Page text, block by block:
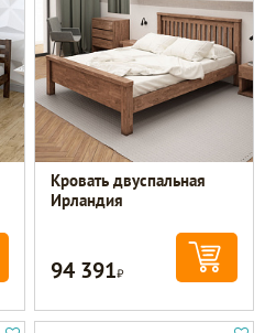
Кровать двуспальная
Ирландия
94 391Р